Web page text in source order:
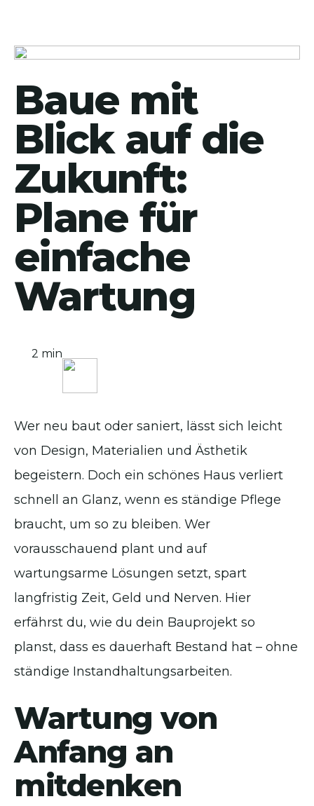
Baue mit
Blick auf die
Zukunft:
Plane für
einfache
Wartung
2 min
Wer neu baut oder saniert, lässt sich leicht
von Design, Materialien und Ästhetik
begeistern. Doch ein schönes Haus verliert
schnell an Glanz, wenn es ständige Pflege
braucht, um so zu bleiben. Wer
vorausschauend plant und auf
wartungsarme Lösungen setzt, spart
langfristig Zeit, Geld und Nerven. Hier
erfährst du, wie du dein Bauprojekt so
planst, dass es dauerhaft Bestand hat – ohne
ständige Instandhaltungsarbeiten.
Wartung von
Anfang an
mitdenken